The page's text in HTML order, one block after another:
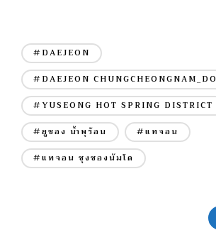
#DAEJEON
#DAEJEON CHUNGCHEONGNAM_DO
#YUSEONG HOT SPRING DISTRICT
#ยูซอง น้ำพุร้อน
#แทจอน
#แทจอน ชุงชองนัมโด